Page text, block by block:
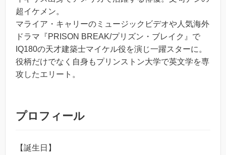
超イケメン。
マライア・キャリーのミュージックビデオや人気海外
ドラマ『PRISON BREAK/プリズン・ブレイク』で
IQ180の天才建築士マイケル役を演じ一躍スターに。
役柄だけでなく自身もプリンストン大学で英文学を専
攻したエリート。
プロフィール
【誕生日】